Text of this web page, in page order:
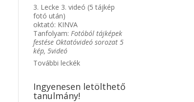
3. Lecke 3. videó (5 tájkép
fotó után)
oktató: KINVA
Tanfolyam:Fotóból tájképek
festése Oktatóvideó sorozat 5
kép, 5videó
További leckék
Ingyenesen letölthető
tanulmány!